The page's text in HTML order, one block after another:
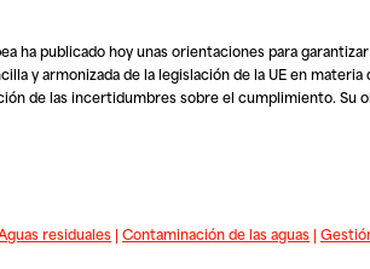
ha publicado hoy unas orientaciones para
y armonizada de la legislación de la UE en materia
de las incertidumbres sobre el cumplimiento. Su
residuales| Contaminación de las aguas|